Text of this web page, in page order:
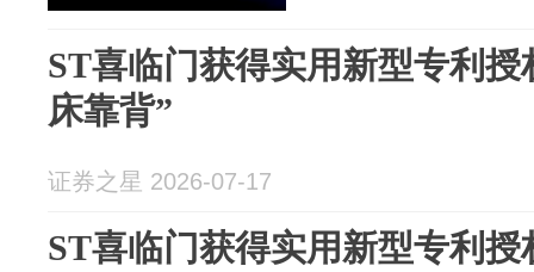
ST喜临门获得实用新型专利
床靠背”
证券之星 2026-07-17
ST喜临门获得实用新型专利